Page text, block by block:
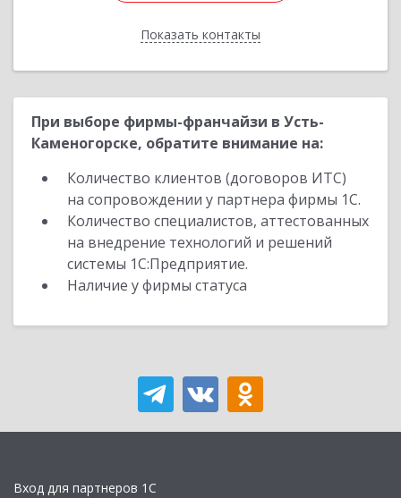
Показать контакты
Назад
При выборе фирмы-франчайзи в Усть-
Каменогорске, обратите внимание на:
Количество клиентов (договоров ИТС)
на сопровождении у партнера фирмы 1С.
Количество специалистов, аттестованных
на внедрение технологий и решений
системы 1С:Предприятие.
Наличие у фирмы статуса
Вход для партнеров 1С